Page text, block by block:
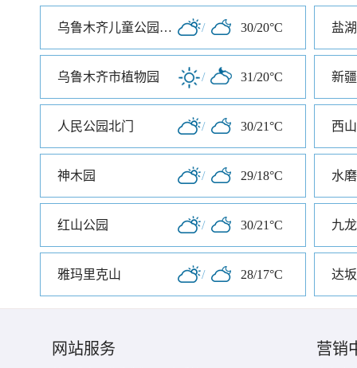
乌鲁木齐儿童公园北门 / 30/20°C 盐湖
乌鲁木齐市植物园 / 31/20°C 新
人民公园北门 / 30/21°C 西
神木园 / 29/18°C 水
红山公园 / 30/21°C 九
雅玛里克山 / 28/17°C 达
网站服务 营销